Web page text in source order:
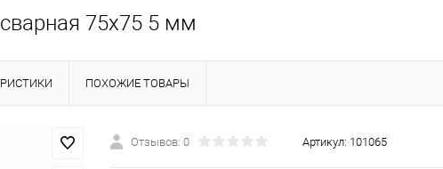
75х75 5 мм
ПОХОЖИЕ ТОВАРЫ
Отзывов: 0 Артикул: 101065